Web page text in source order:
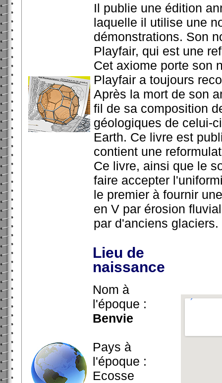
Il publie une édition
laquelle il utilise une
démonstrations. Son
Playfair, qui est une
Cet axiome porte son
Playfair a toujours
Après la mort de son
fil de sa composition
géologiques de celui-
Earth. Ce livre est
contient une
Ce livre, ainsi que le
faire accepter
le premier à fournir
en V par érosion
par d'anciens glaciers.
Lieu de
naissance
Nom à
l'époque :
Benvie
Pays à
l'époque :
Ecosse